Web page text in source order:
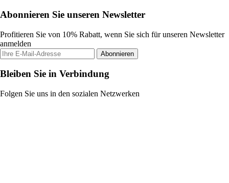
Abonnieren Sie unseren Newsletter
Profitieren Sie von 10% Rabatt, wenn Sie sich für unseren Newsletter
anmelden
Abonnieren
Bleiben Sie in Verbindung
Folgen Sie uns in den sozialen Netzwerken